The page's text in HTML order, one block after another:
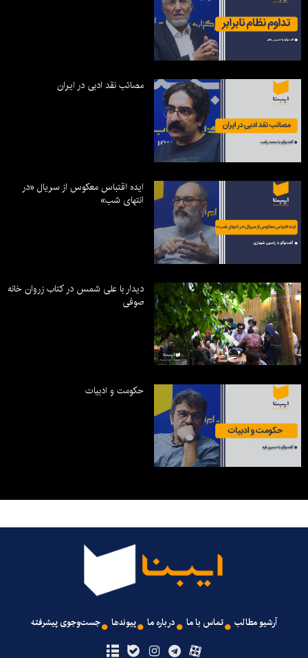
مصائب نقد ادبی در ایران
ایده اقتباس معکوس از سریال «در
انتهای شب»
دیدار با علی شمس در کتاب زروان خانه
صوفی
حکومت و ادبیات
آرشیو مطالب تماس با ما درباره ما پیوندها جست‌وجوی پیشرفته